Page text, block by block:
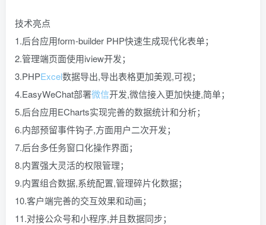
技术亮点
1.后台应用form-builder PHP快速生成现代化表单；
2.管理端页面使用iview开发；
3.PHPExcel数据导出,导出表格更加美观,可视；
4.EasyWeChat部署微信开发,微信接入更加快捷,简单；
5.后台应用ECharts实现完善的数据统计和分析；
6.内部预留事件钩子,方面用户二次开发；
7.后台多任务窗口化操作界面；
8.内置强大灵活的权限管理；
9.内置组合数据,系统配置,管理碎片化数据；
10.客户端完善的交互效果和动画；
11.对接公众号和小程序,并且数据同步；